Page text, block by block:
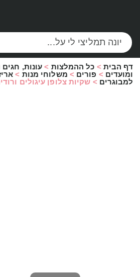
דף הבית > כל ההמלצות > עונות, חגים
ומועדים > פורים > משלוחי מנות >
למבוגרים > שקיות צלופן עיגולים